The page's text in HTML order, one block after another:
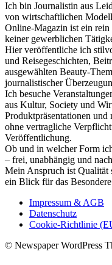
Ich bin Journalistin aus
von wirtschaftlichen
Online-Magazin ist ein
keiner gewerblichen
Hier veröffentliche ich
und Reisegeschichten,
ausgewählten Beauty-
journalistischer
Ich besuche
aus Kultur, Society und
Produktpräsentationen
ohne vertragliche
Veröffentlichung.
Ob und in welcher Form
– frei, unabhängig und
Mein Anspruch ist Qualität
ein Blick für das
Impressum & AGB
Datenschutz
Cookie-Richtlinie
© Newspaper WordPress